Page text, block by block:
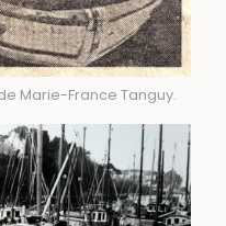
Marie-France Tanguy.